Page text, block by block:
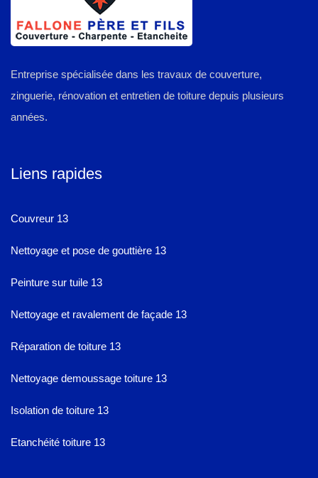
Entreprise spécialisée dans les travaux de couverture,
zinguerie, rénovation et entretien de toiture depuis plusieurs
années.
Liens rapides
Couvreur 13
Nettoyage et pose de gouttière 13
Peinture sur tuile 13
Nettoyage et ravalement de façade 13
Réparation de toiture 13
Nettoyage demoussage toiture 13
Isolation de toiture 13
Etanchéité toiture 13